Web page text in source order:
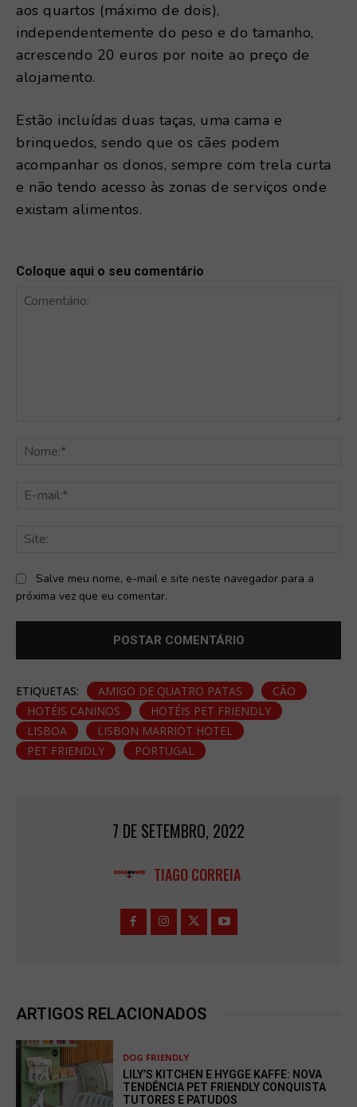
aos quartos (máximo de dois),
independentemente do peso e do tamanho,
acrescendo 20 euros por noite ao preço de
alojamento.
Estão incluídas duas taças, uma cama e
brinquedos, sendo que os cães podem
acompanhar os donos, sempre com trela curta
e não tendo acesso às zonas de serviços onde
existam alimentos.
Coloque aqui o seu comentário
Salve meu nome, e-mail e site neste navegador para a
próxima vez que eu comentar.
ETIQUETAS: AMIGO DE QUATRO PATAS
CÃO
HOTÉIS CANINOS
HOTÉIS PET FRIENDLY
LISBOA
LISBON MARRIOT HOTEL
PET FRIENDLY
PORTUGAL
7 DE SETEMBRO, 2022
TIAGO CORREIA
ARTIGOS RELACIONADOS
DOG FRIENDLY
LILY’S KITCHEN E HYGGE KAFFE: NOVA
TENDÊNCIA PET FRIENDLY CONQUISTA
TUTORES E PATUDOS